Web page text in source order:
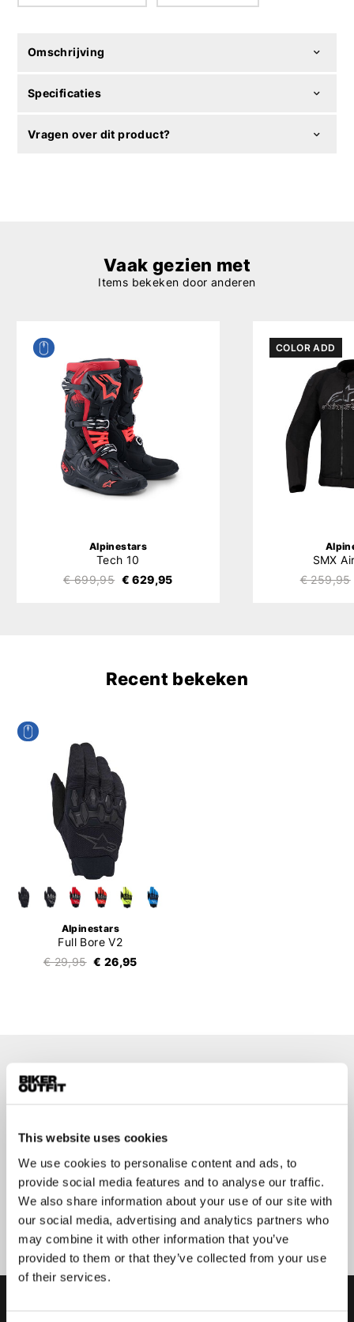
This website uses cookies
We use cookies to personalise content and ads, to
provide social media features and to analyse our traffic.
We also share information about your use of our site with
our social media, advertising and analytics partners who
may combine it with other information that you’ve
provided to them or that they’ve collected from your use
of their services.
Omschrijving
Specificaties
Vragen over dit product?
Vaak gezien met
Items bekeken door anderen
Alpinestars
Tech 10
€ 699,95 € 629,95
COLOR ADD
SMX
€ 259,95
Recent bekeken
Alpinestars
Full Bore V2
€ 29,95 € 26,95
Aanmelden